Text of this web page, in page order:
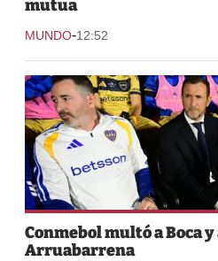
mutua
MUNDO-12:52
Conmebol multó a Boca y
Arruabarrena